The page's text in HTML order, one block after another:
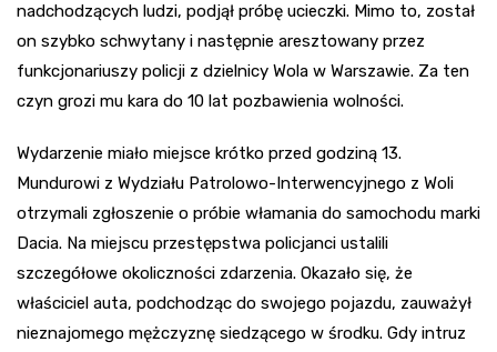
nadchodzących ludzi, podjął próbę ucieczki. Mimo to, został
on szybko schwytany i następnie aresztowany przez
funkcjonariuszy policji z dzielnicy Wola w Warszawie. Za ten
czyn grozi mu kara do 10 lat pozbawienia wolności.
Wydarzenie miało miejsce krótko przed godziną 13.
Mundurowi z Wydziału Patrolowo-Interwencyjnego z Woli
otrzymali zgłoszenie o próbie włamania do samochodu marki
Dacia. Na miejscu przestępstwa policjanci ustalili
szczegółowe okoliczności zdarzenia. Okazało się, że
właściciel auta, podchodząc do swojego pojazdu, zauważył
nieznajomego mężczyznę siedzącego w środku. Gdy intruz